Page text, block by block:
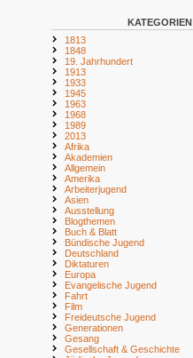
KATEGORIEN
1813
1848
19. Jahrhundert
1913
1933
1945
1963
1968
1989
2013
Afrika
Akademien
Allgemein
Amerika
Arbeiterjugend
Asien
Ausstellung
Blogthemen
Buch & Blatt
Bündische Jugend
Deutschland
Diktaturen
Europa
Evangelische Jugend
Fahrt
Film
Freideutsche Jugend
Generationen
Gesang
Gesellschaft & Geschichte